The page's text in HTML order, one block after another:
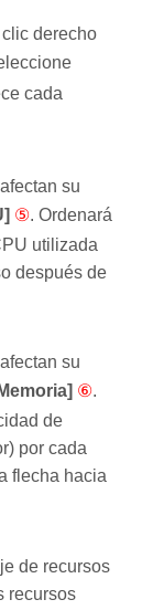
derecho
cada
su
⑤. Ordenará
utilizada
después de
su
⑥.
de
por cada
flecha hacia
de recursos
recursos